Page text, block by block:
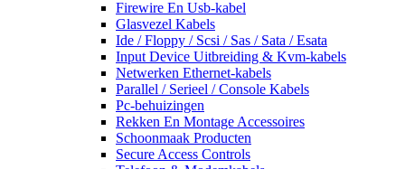
Firewire En Usb-kabel
Glasvezel Kabels
Ide / Floppy / Scsi / Sas / Sata / Esata
Input Device Uitbreiding & Kvm-kabels
Netwerken Ethernet-kabels
Parallel / Serieel / Console Kabels
Pc-behuizingen
Rekken En Montage Accessoires
Schoonmaak Producten
Secure Access Controls